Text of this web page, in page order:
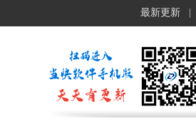
最新更新